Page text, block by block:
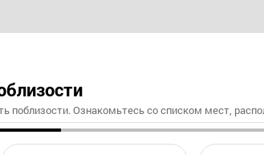
поблизости. Ознакомьтесь со списком мест,